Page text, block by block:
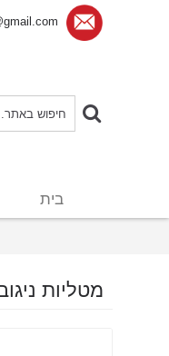
בית
מטליות